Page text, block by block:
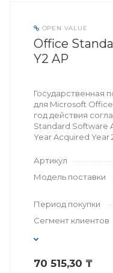
OPEN VALUE
Office
Y2 AP
Государственная
для Microsoft Office
год действия
Standard Software
Year Acquired Year
Артикул
Модель поставки
Период покупки
Сегмент клиентов
70 515,30 ₸